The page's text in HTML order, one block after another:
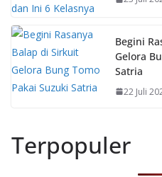
Begini
Gelora
Satria
22 Juli
Terpopuler